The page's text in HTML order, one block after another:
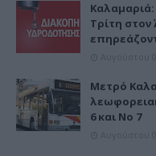
Τρίτη στον
Μετρό
6 και Νο 7